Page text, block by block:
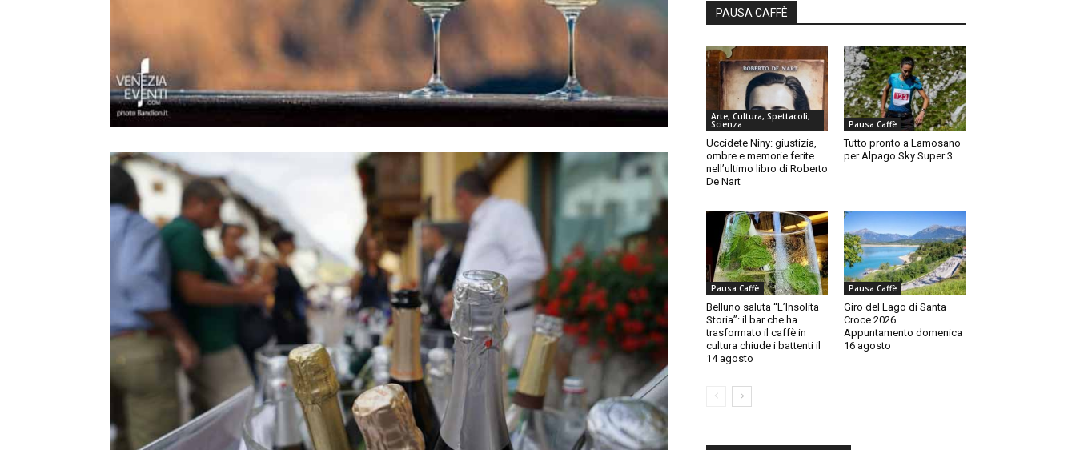
PAUSA CAFFÈ
Arte, Cultura, Spettacoli,
Scienza
Uccidete Niny: giustizia,
ombre e memorie ferite
nell’ultimo libro di Roberto
De Nart
Pausa Caffè
Tutto pronto a Lamosano
per Alpago Sky Super 3
Pausa Caffè
Belluno saluta “L’Insolita
Storia”: il bar che ha
trasformato il caffè in
cultura chiude i battenti il
14 agosto
Pausa Caffè
Giro del Lago di Santa
Croce 2026.
Appuntamento domenica
16 agosto